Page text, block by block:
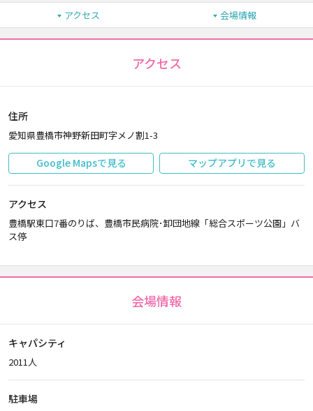
アクセス 会場情報
アクセス
住所
愛知県豊橋市神野新田町字メノ割1-3
Google Mapsで見る マップアプリで見る
アクセス
豊橋駅東口7番のりば、豊橋市民病院･卸団地線「総合スポーツ公園」バ
ス停
会場情報
キャパシティ
2011人
駐車場